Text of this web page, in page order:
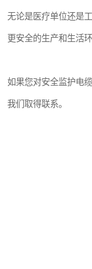
无论是医疗单位还是
更安全的生产和生活
如果您对安全监护电
我们取得联系。